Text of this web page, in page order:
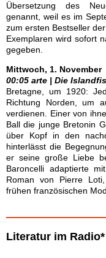
Übersetzung des
genannt, weil es im
zum ersten Bestseller
Exemplaren wird sofort
gegeben.
Mittwoch, 1. November
00:05 arte | Die
Bretagne, um 1920:
Richtung Norden, um
verdienen. Einer von
Ball die junge Bretonin
über Kopf in den
hinterlässt die
er seine große Liebe
Baroncelli adaptierte
Roman von Pierre
frühen französischen
Literatur im Radio*